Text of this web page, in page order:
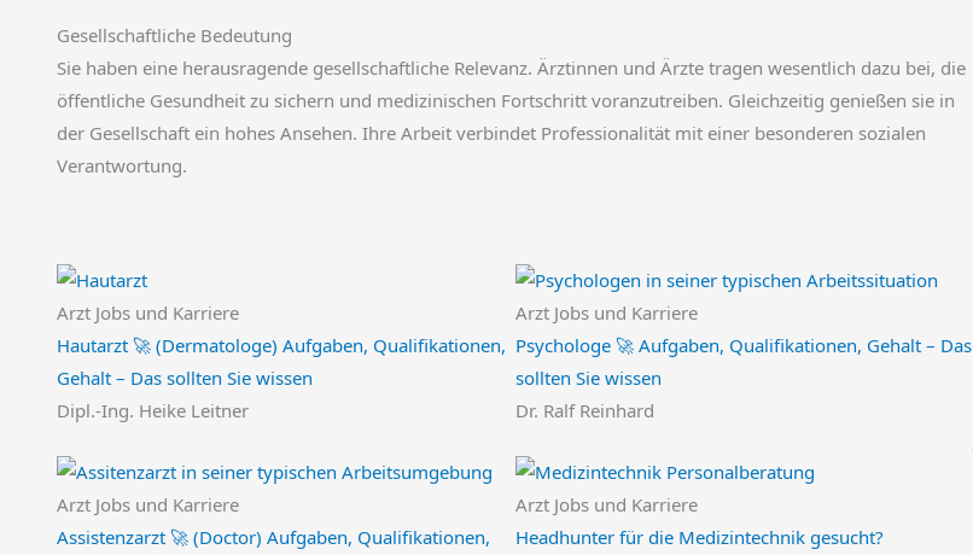
Gesellschaftliche Bedeutung
Sie haben eine herausragende gesellschaftliche Relevanz. Ärztinnen und Ärzte tragen wesentlich dazu bei, die
öffentliche Gesundheit zu sichern und medizinischen Fortschritt voranzutreiben. Gleichzeitig genießen sie in
der Gesellschaft ein hohes Ansehen. Ihre Arbeit verbindet Professionalität mit einer besonderen sozialen
Verantwortung.
Arzt Jobs und Karriere
Hautarzt 🚀 (Dermatologe) Aufgaben, Qualifikationen,
Gehalt – Das sollten Sie wissen
Dipl.-Ing. Heike Leitner
Arzt Jobs und Karriere
Psychologe 🚀 Aufgaben, Qualifikationen, Gehalt – Das
sollten Sie wissen
Dr. Ralf Reinhard
Arzt Jobs und Karriere
Assistenzarzt 🚀 (Doctor) Aufgaben, Qualifikationen,
Arzt Jobs und Karriere
Headhunter für die Medizintechnik gesucht?